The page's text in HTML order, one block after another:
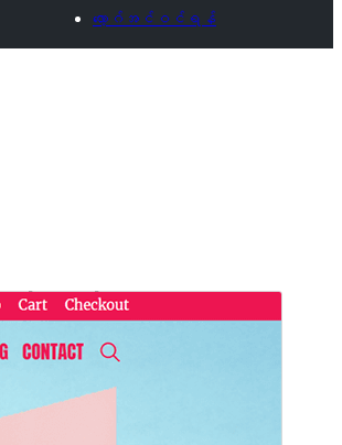
လော့ဂ်အင်ဝင်ရန်
ခင်းအကျင်း
ဖြစ်သော်လည်း အပိုဆောင်း
ာင်ပါသည်။